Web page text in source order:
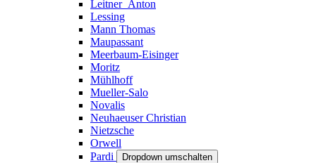
Leitner_Anton
Lessing
Mann Thomas
Maupassant
Meerbaum-Eisinger
Moritz
Mühlhoff
Mueller-Salo
Novalis
Neuhaeuser Christian
Nietzsche
Orwell
Pardi
Dropdown umschalten